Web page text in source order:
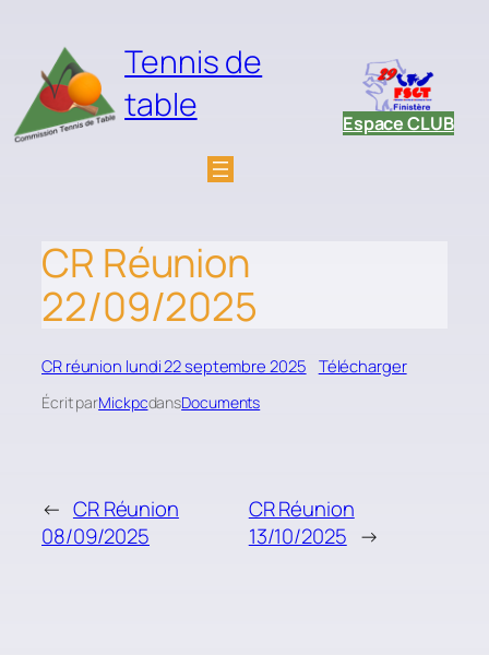
contenu
Tennis de
table
Espace CLUB
CR Réunion
22/09/2025
CR réunion lundi 22 septembre 2025 Télécharger
Écrit parMickpcdansDocuments
← CR Réunion
08/09/2025
CR Réunion
13/10/2025 →